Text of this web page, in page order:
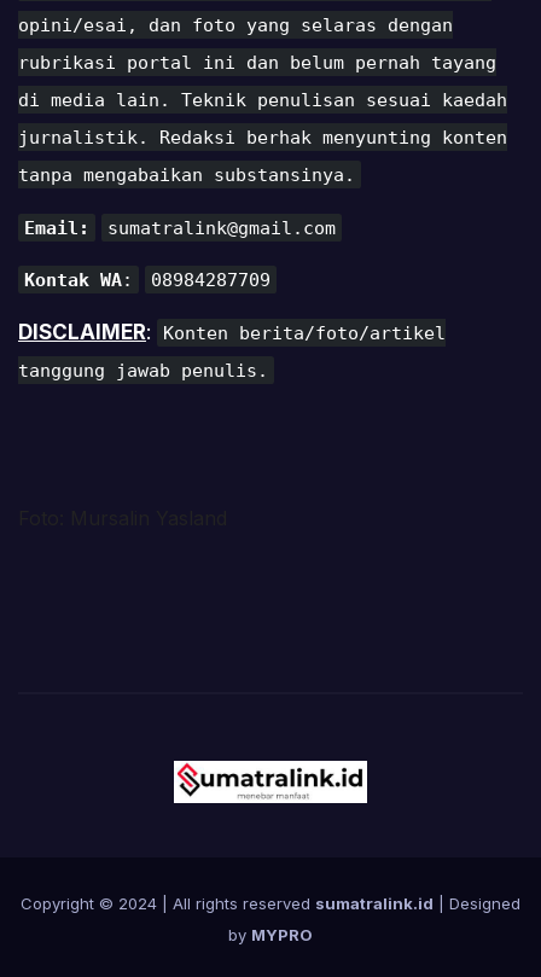
opini/esai, dan foto yang selaras dengan
rubrikasi portal ini dan belum pernah tayang
di media lain. Teknik penulisan sesuai kaedah
jurnalistik. Redaksi berhak menyunting konten
tanpa mengabaikan substansinya.
Email: sumatralink@gmail.com
Kontak WA: 08984287709
DISCLAIMER:
Konten berita/foto/artikel
tanggung jawab penulis.
Copyright © 2024 | All rights reserved sumatralink.id | Designed
by MYPRO